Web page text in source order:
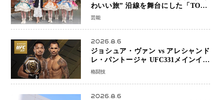
わいい旅” 沿線を舞台にした「TOBU
KAWAII PROJECT」が開幕
芸能
2026.8.6
ジョシュア・ヴァン vs アレシャンド
レ・パントージャ UFC331メインイベ
ントで再戦決定 「完全決着」に世界
王座挑戦は再び遠のく
格闘技
2026.8.6